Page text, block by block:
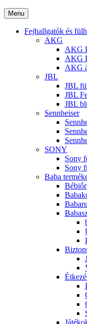
Menu
Fejhallgatók és
AKG
AKG
AKG
AKG
JBL
JBL
JBL
JBL
Sennheiser
SONY
Sony
Sony
Baba
Bébiőr